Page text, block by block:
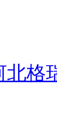
北格